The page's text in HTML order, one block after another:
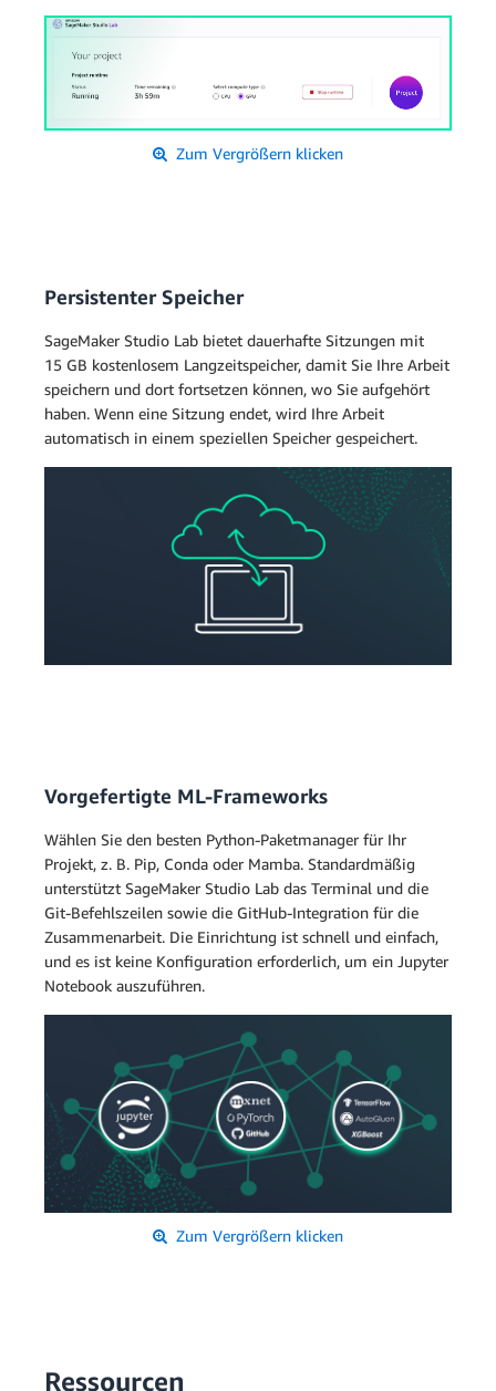
Zum Vergrößern klicken
Persistenter Speicher
SageMaker Studio Lab bietet dauerhafte Sitzungen mit
15 GB kostenlosem Langzeitspeicher, damit Sie Ihre Arbeit
speichern und dort fortsetzen können, wo Sie aufgehört
haben. Wenn eine Sitzung endet, wird Ihre Arbeit
automatisch in einem speziellen Speicher gespeichert.
Vorgefertigte ML-Frameworks
Wählen Sie den besten Python-Paketmanager für Ihr
Projekt, z. B. Pip, Conda oder Mamba. Standardmäßig
unterstützt SageMaker Studio Lab das Terminal und die
Git-Befehlszeilen sowie die GitHub-Integration für die
Zusammenarbeit. Die Einrichtung ist schnell und einfach,
und es ist keine Konfiguration erforderlich, um ein Jupyter
Notebook auszuführen.
Zum Vergrößern klicken
Ressourcen